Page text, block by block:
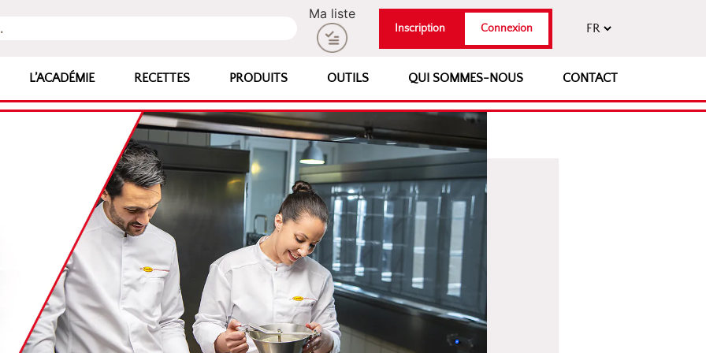
Ma liste
Inscription Connexion
L’ACADÉMIE RECETTES PRODUITS OUTILS QUI SOMMES-NOUS CONTACT